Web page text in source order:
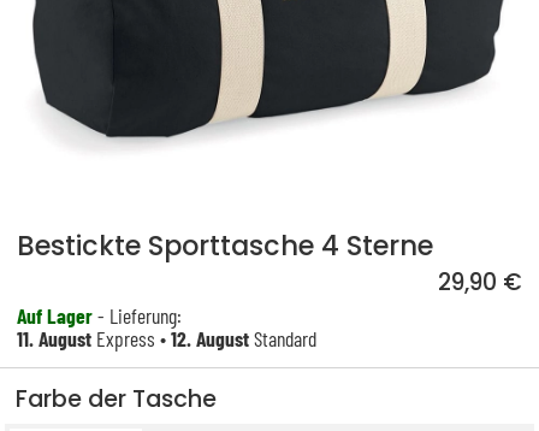
Bestickte Sporttasche 4 Sterne
29,90 €
Auf Lager- Lieferung:
11. August Express •12. AugustStandard
Farbe der Tasche